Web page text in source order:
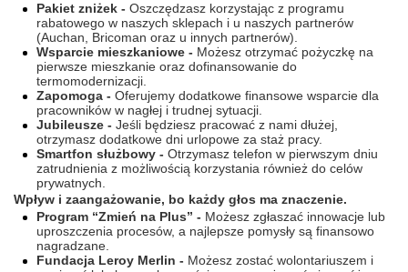
Pakiet zniżek - Oszczędzasz korzystając z programu
rabatowego w naszych sklepach i u naszych partnerów
(Auchan, Bricoman oraz u innych partnerów).
Wsparcie mieszkaniowe - Możesz otrzymać pożyczkę na
pierwsze mieszkanie oraz dofinansowanie do
termomodernizacji.
Zapomoga - Oferujemy dodatkowe finansowe wsparcie dla
pracowników w nagłej i trudnej sytuacji.
Jubileusze - Jeśli będziesz pracować z nami dłużej,
otrzymasz dodatkowe dni urlopowe za staż pracy.
Smartfon służbowy - Otrzymasz telefon w pierwszym dniu
zatrudnienia z możliwością korzystania również do celów
prywatnych.
Wpływ i zaangażowanie, bo każdy głos ma znaczenie.
Program “Zmień na Plus” - Możesz zgłaszać innowacje lub
uproszczenia procesów, a najlepsze pomysły są finansowo
nagradzane.
Fundacja Leroy Merlin - Możesz zostać wolontariuszem i